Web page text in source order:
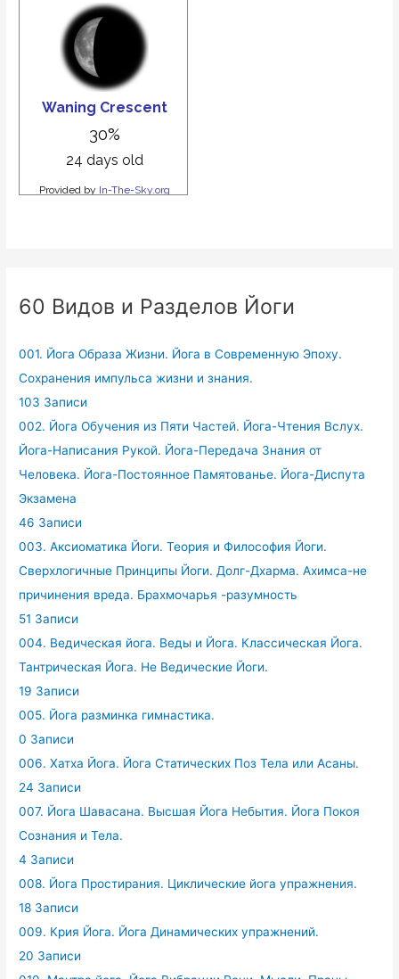
60 Видов и Разделов Йоги
001. Йога Образа Жизни. Йога в Современную Эпоху.
Сохранения импульса жизни и знания.
103 Записи
002. Йога Обучения из Пяти Частей. Йога-Чтения Вслух.
Йога-Написания Рукой. Йога-Передача Знания от
Человека. Йога-Постоянное Памятованье. Йога-Диспута
Экзамена
46 Записи
003. Аксиоматика Йоги. Теория и Философия Йоги.
Сверхлогичные Принципы Йоги. Долг-Дхарма. Ахимса-не
причинения вреда. Брахмочарья -разумность
51 Записи
004. Ведическая йога. Веды и Йога. Классическая Йога.
Тантрическая Йога. Не Ведические Йоги.
19 Записи
005. Йога разминка гимнастика.
0 Записи
006. Хатха Йога. Йога Статических Поз Тела или Асаны.
24 Записи
007. Йога Шавасана. Высшая Йога Небытия. Йога Покоя
Сознания и Тела.
4 Записи
008. Йога Простирания. Циклические йога упражнения.
18 Записи
009. Крия Йога. Йога Динамических упражнений.
20 Записи